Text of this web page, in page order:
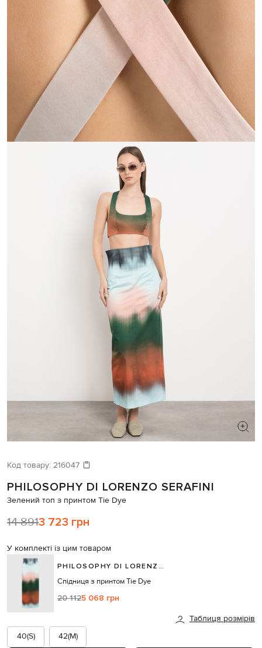
Давайте підберемо щось ще
Код товару: 216047
PHILOSOPHY DI LORENZO SERAFINI
Зелений топ з принтом Tie Dye
14 8913 723 грн
У комплекті із цим товаром
PHILOSOPHY DI LORENZO SERAFINI
Спідниця з принтом Tie Dye
20 1125 068 грн
Таблиця розмірів
40(S)
42(M)